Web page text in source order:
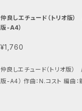
仲良しエチュード（トリオ
版-A4）
¥1,760
仲良しエチュード（トリオ版
版-A4） 作曲：N.コスト 編曲